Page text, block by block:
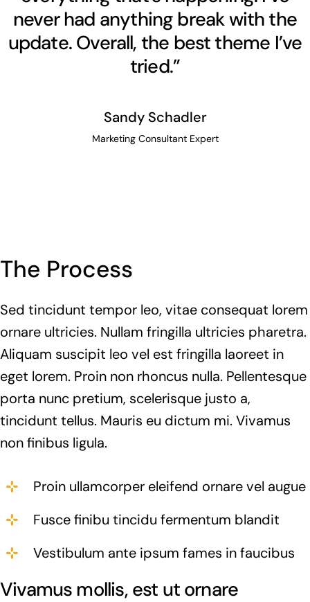
never had anything break with the
update. Overall, the best theme I’ve
tried.”
Sandy Schadler
Marketing Consultant Expert
The Process
Sed tincidunt tempor leo, vitae consequat lorem
ornare ultricies. Nullam fringilla ultricies pharetra.
Aliquam suscipit leo vel est fringilla laoreet in
eget lorem. Proin non rhoncus nulla. Pellentesque
porta nunc pretium, scelerisque justo a,
tincidunt tellus. Mauris eu dictum mi. Vivamus
non finibus ligula.
Proin ullamcorper eleifend ornare vel augue
Fusce finibu tincidu fermentum blandit
Vestibulum ante ipsum fames in faucibus
Vivamus mollis, est ut ornare